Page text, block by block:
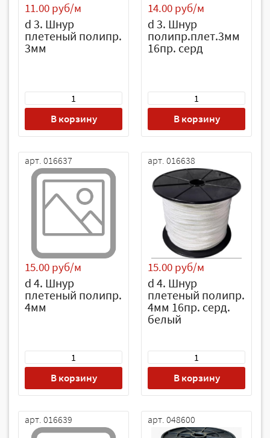
11.00 руб/м
d 3. Шнур
плетеный полипр.
3мм
В корзину
14.00 руб/м
d 3. Шнур
полипр.плет.3мм
16пр. серд
В корзину
арт. 016637
15.00 руб/м
d 4. Шнур
плетеный полипр.
4мм
В корзину
арт. 016638
15.00 руб/м
d 4. Шнур
плетеный полипр.
4мм 16пр. серд.
белый
В корзину
арт. 016639 арт. 048600